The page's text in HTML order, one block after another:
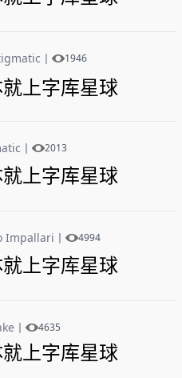
丨 1946
上字库星球
丨 2013
上字库星球
Impallari 丨 4994
上字库星球
丨 4635
上字库星球